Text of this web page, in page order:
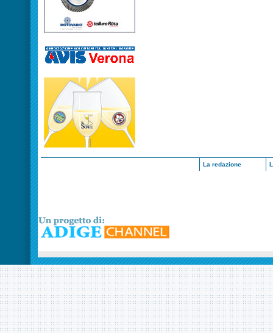
La redazione